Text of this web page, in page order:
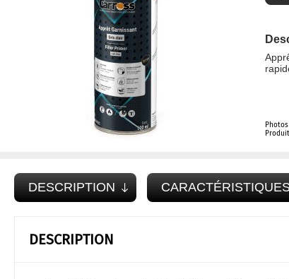
DESCRIPTION
DESCRIPTION